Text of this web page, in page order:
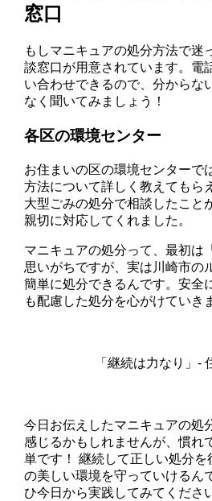
窓口
もしマニキュアの処分方法で迷
談窓口が用意されています。電
い合わせできるので、分からな
なく聞いてみましょう！
各区の環境センター
お住まいの区の環境センターで
方法について詳しく教えてもら
大型ごみの処分で相談したこと
親切に対応してくれました。
マニキュアの処分って、最初は
思いがちですが、実は川崎市の
簡単に処分できるんです。安全
も配慮した処分を心がけていき
「継続は力なり」-
今日お伝えしたマニキュアの処
感じるかもしれませんが、慣れ
単です！ 継続して正しい処分
の美しい環境を守っていけるん
ひ今日から実践してみてくださ